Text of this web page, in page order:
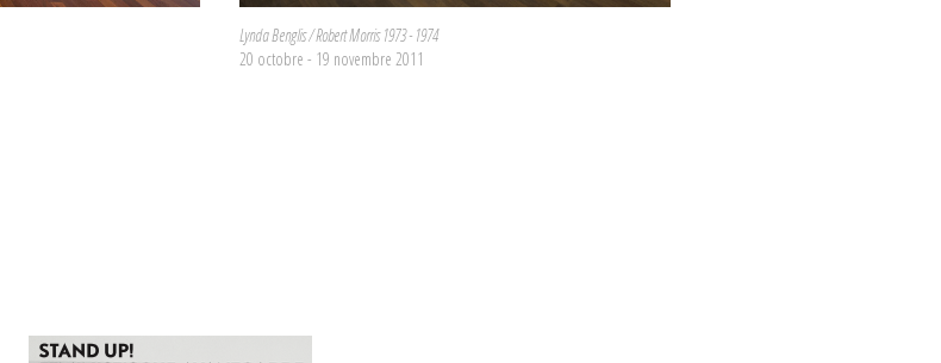
Lynda Benglis / Robert Morris 1973 - 1974
20 octobre - 19 novembre 2011